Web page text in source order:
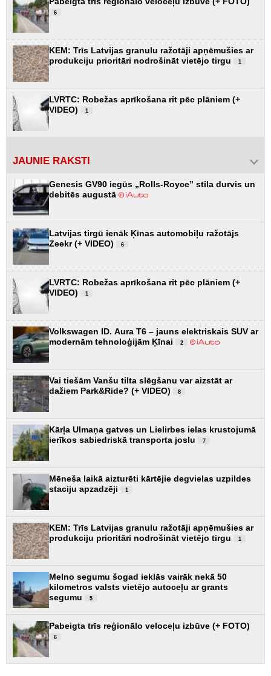
6
KEM: Trīs Latvijas granulu ražotāji apņēmušies ar
produkciju prioritāri nodrošināt vietējo tirgu
1
LVRTC: Robežas aprīkošana rit pēc plāniem (+
VIDEO)
1
JAUNIE RAKSTI
Genesis GV90 iegūs „Rolls-Royce” stila durvis un
debitēs augustā
Latvijas tirgū ienāk Ķīnas automobiļu ražotājs
Zeekr (+ VIDEO)
6
LVRTC: Robežas aprīkošana rit pēc plāniem (+
VIDEO)
1
Volkswagen ID. Aura T6 – jauns elektriskais SUV ar
modernām tehnoloģijām Ķīnai
2
Vai tiešām Vanšu tilta slēgšanu var aizstāt ar
dažiem Park&Ride? (+ VIDEO)
8
Kārļa Ulmaņa gatves un Lielirbes ielas krustojumā
ierīkos sabiedriskā transporta joslu
7
Mēneša laikā aizturēti kārtējie degvielas uzpildes
staciju apzadzēji
1
KEM: Trīs Latvijas granulu ražotāji apņēmušies ar
produkciju prioritāri nodrošināt vietējo tirgu
1
Melno segumu šogad ieklās vairāk nekā 50
kilometros valsts vietējo autoceļu ar grants
segumu
5
Pabeigta trīs reģionālo veloceļu izbūve (+ FOTO)
6